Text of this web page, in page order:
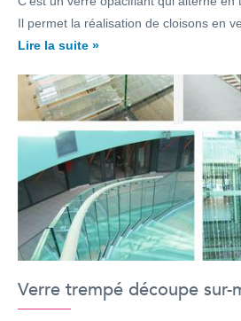
Il permet la réalisation de cloisons en
Lire la suite »
Verre trempé découpe sur-